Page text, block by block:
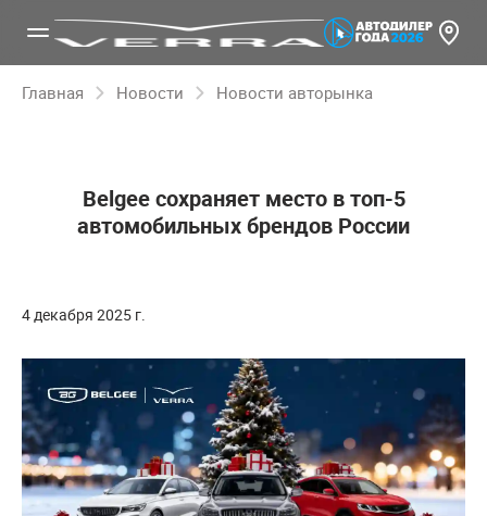
Главная Новости Новости авторынка
Belgee сохраняет место в топ-5
автомобильных брендов России
4 декабря 2025 г.